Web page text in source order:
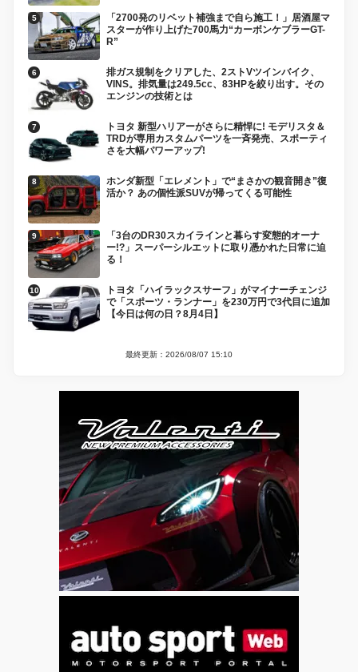
「2700発のリベット補強まで自ら施工！」居酒屋マ
スターが作り上げた700馬力“カーボンケブラーGT-
R”
排ガス規制をクリアした、2ストVツインバイク、
VINS。排気量は249.5cc、83HPを絞り出す。その
エンジンの技術とは
トヨタ 新型ハリアーがさらに精悍に! モデリスタ＆
TRDが専用カスタムパーツを一斉発売、スポーティ
さを大幅パワーアップ!
ホンダ新型「エレメント」で“まさかの観音開き”復
活か？ あの個性派SUVが帰ってくる可能性
「3台のDR30スカイラインと暮らす変態的オーナ
ー!?」スーパーシルエットに取り憑かれた日常に迫
る！
トヨタ「ハイラックスサーフ」がマイナーチェンジ
で「スポーツ・ランナー」を230万円で3代目に追加
【今日は何の日？8月4日】
最終更新：2026/08/07 15:10